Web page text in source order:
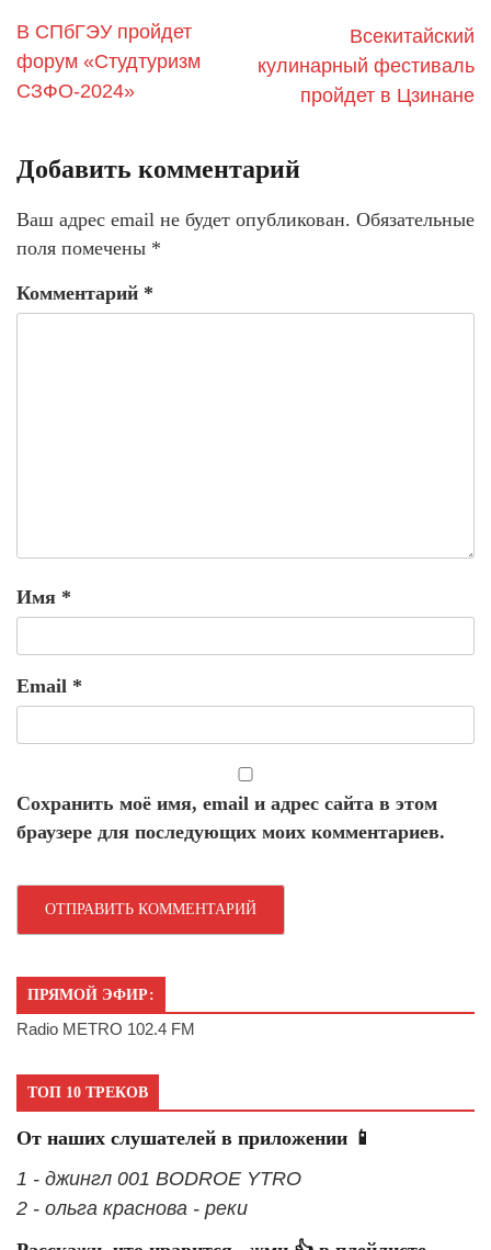
В СПбГЭУ пройдет
форум «Студтуризм
СЗФО-2024»
Всекитайский
кулинарный фестиваль
пройдет в Цзинане
Добавить комментарий
Ваш адрес email не будет опубликован. Обязательные
поля помечены *
Комментарий *
Имя *
Email *
Сохранить моё имя, email и адрес сайта в этом
браузере для последующих моих комментариев.
ПРЯМОЙ ЭФИР:
Radio METRO 102.4 FM
ТОП 10 ТРЕКОВ
От наших слушателей в приложении 📱
1 - джингл 001 BODROE YTRO
2 - ольга краснова - реки